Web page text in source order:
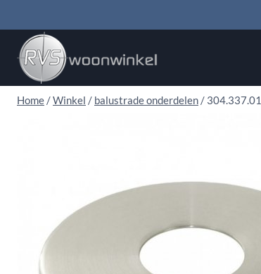
naar
inhoud
Home /Winkel / balustrade onderdelen /